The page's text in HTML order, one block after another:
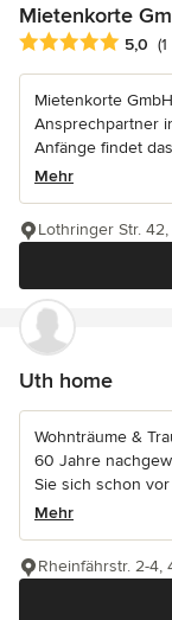
Mietenkorte
Durchschnittliche
5,0
Mietenkorte
Ansprechpartner
Anfänge findet
Mehr
Lothringer Str.
Uth home
Wohnträume &
60 Jahre
Sie sich schon vor
Mehr
Rheinfährstr. 2-4,